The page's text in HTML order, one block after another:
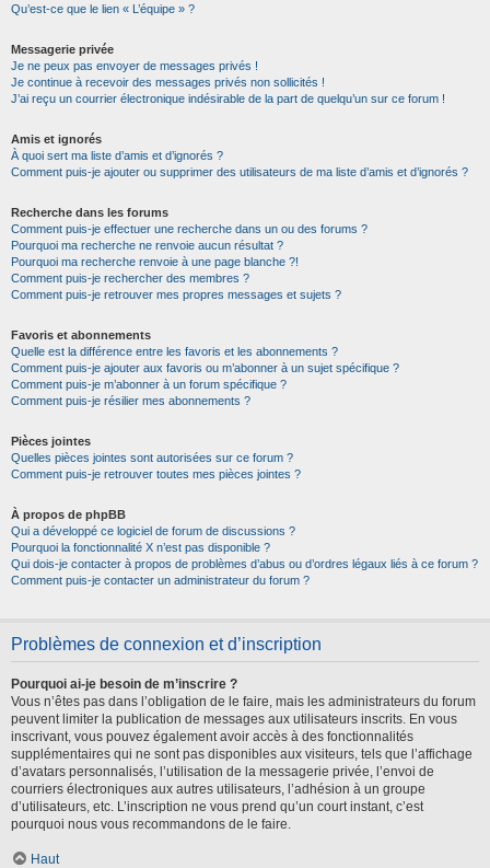
Qu’est-ce que le lien « L’équipe » ?
Messagerie privée
Je ne peux pas envoyer de messages privés !
Je continue à recevoir des messages privés non sollicités !
J’ai reçu un courrier électronique indésirable de la part de quelqu’un sur ce forum !
Amis et ignorés
À quoi sert ma liste d’amis et d’ignorés ?
Comment puis-je ajouter ou supprimer des utilisateurs de ma liste d’amis et d’ignorés ?
Recherche dans les forums
Comment puis-je effectuer une recherche dans un ou des forums ?
Pourquoi ma recherche ne renvoie aucun résultat ?
Pourquoi ma recherche renvoie à une page blanche ?!
Comment puis-je rechercher des membres ?
Comment puis-je retrouver mes propres messages et sujets ?
Favoris et abonnements
Quelle est la différence entre les favoris et les abonnements ?
Comment puis-je ajouter aux favoris ou m’abonner à un sujet spécifique ?
Comment puis-je m’abonner à un forum spécifique ?
Comment puis-je résilier mes abonnements ?
Pièces jointes
Quelles pièces jointes sont autorisées sur ce forum ?
Comment puis-je retrouver toutes mes pièces jointes ?
À propos de phpBB
Qui a développé ce logiciel de forum de discussions ?
Pourquoi la fonctionnalité X n’est pas disponible ?
Qui dois-je contacter à propos de problèmes d’abus ou d’ordres légaux liés à ce forum ?
Comment puis-je contacter un administrateur du forum ?
Problèmes de connexion et d’inscription
Pourquoi ai-je besoin de m’inscrire ?
Vous n’êtes pas dans l’obligation de le faire, mais les administrateurs du forum
peuvent limiter la publication de messages aux utilisateurs inscrits. En vous
inscrivant, vous pouvez également avoir accès à des fonctionnalités
supplémentaires qui ne sont pas disponibles aux visiteurs, tels que l’affichage
d’avatars personnalisés, l’utilisation de la messagerie privée, l’envoi de
courriers électroniques aux autres utilisateurs, l’adhésion à un groupe
d’utilisateurs, etc. L’inscription ne vous prend qu’un court instant, c’est
pourquoi nous vous recommandons de le faire.
Haut